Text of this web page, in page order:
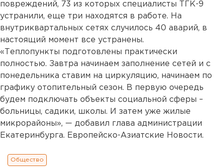
повреждений, 73 из которых специалисты ТГК-9
устранили, еще три находятся в работе. На
внутриквартальных сетях случилось 40 аварий, в
настоящий момент все устранены.
«Теплопункты подготовлены практически
полностью. Завтра начинаем заполнение сетей и с
понедельника ставим на циркуляцию, начинаем по
графику отопительный сезон. В первую очередь
будем подключать объекты социальной сферы –
больницы, садики, школы. И затем уже жилые
микрорайоны», — добавил глава администрации
Екатеринбурга. Европейско-Азиатские Новости.
Общество